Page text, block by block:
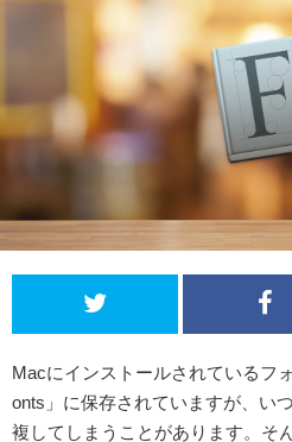
Macにインストールされているフ
onts」に保存されていますが、い
複してしまうことがあります。そ